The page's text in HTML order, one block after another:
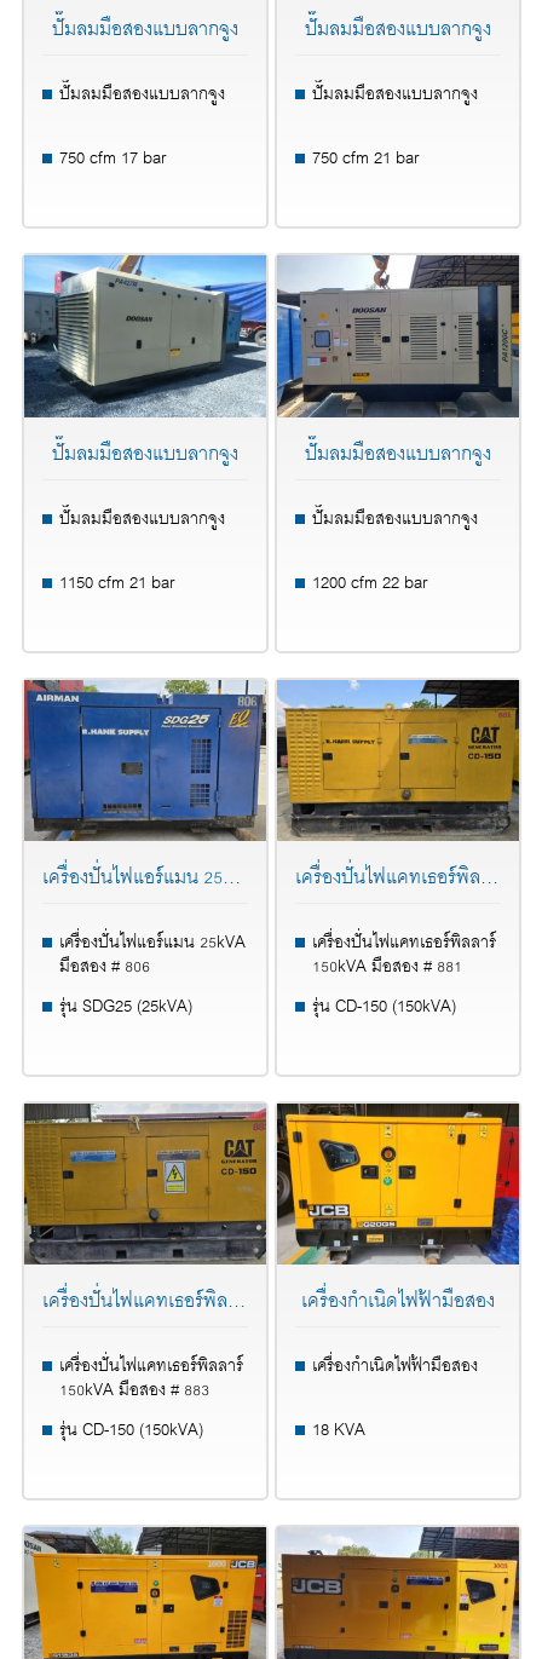
ปั๊มลมมือสองแบบลากจูง
ปั๊มลมมือสองแบบลากจูง
750 cfm 17 bar
ปั๊มลมมือสองแบบลากจูง
ปั๊มลมมือสองแบบลากจูง
750 cfm 21 bar
ปั๊มลมมือสองแบบลากจูง
ปั๊มลมมือสองแบบลากจูง
1150 cfm 21 bar
ปั๊มลมมือสองแบบลากจูง
ปั๊มลมมือสองแบบลากจูง
1200 cfm 22 bar
เครื่องปั่นไฟแอร์แมน 25KVA มือสอง # 806
เครื่องปั่นไฟแอร์แมน 25kVA
มือสอง # 806
รุ่น SDG25 (25kVA)
เครื่องปั่นไฟแคทเธอร์พิลลาร์ 150KVA มือสอง # 881
เครื่องปั่นไฟแคทเธอร์พิลลาร์
150kVA มือสอง # 881
รุ่น CD-150 (150kVA)
เครื่องปั่นไฟแคทเธอร์พิลลาร์ 150KVA มือสอง # 883
เครื่องปั่นไฟแคทเธอร์พิลลาร์
150kVA มือสอง # 883
รุ่น CD-150 (150kVA)
เครื่องกำเนิดไฟฟ้ามือสอง
เครื่องกำเนิดไฟฟ้ามือสอง
18 KVA